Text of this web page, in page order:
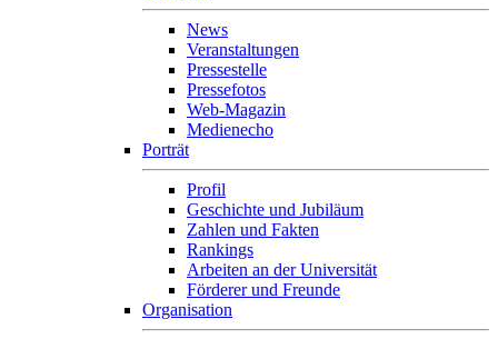
News
Veranstaltungen
Pressestelle
Pressefotos
Web-Magazin
Medienecho
Porträt
Profil
Geschichte und Jubiläum
Zahlen und Fakten
Rankings
Arbeiten an der Universität
Förderer und Freunde
Organisation